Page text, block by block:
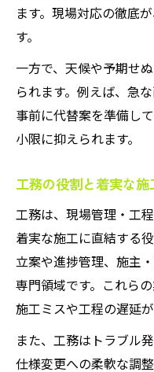
ます。現場対応の徹底
す。
一方で、天候や予期せ
られます。例えば、急
事前に代替案を準備し
小限に抑えられます。
工務の役割と着実な
工務は、現場管理・工
着実な施工に直結する
立案や進捗管理、施主
専門領域です。これら
施工ミスや工程の遅延が
また、工務はトラブル
仕様変更への柔軟な調